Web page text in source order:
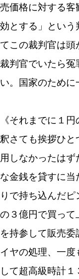
売価格に対する客
効とする」という
てこの裁判官は
裁判官でいたら
い。国家のために
《それまでに１
釈さても挨拶ひ
用しなかったは
な金銭を貸すに
りで持ち込んだ
の３億円で買って
を持参して販売
イヤの処理、一
して超高級時計